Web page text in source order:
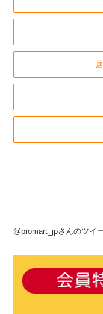
@promart_jpさんのツイ